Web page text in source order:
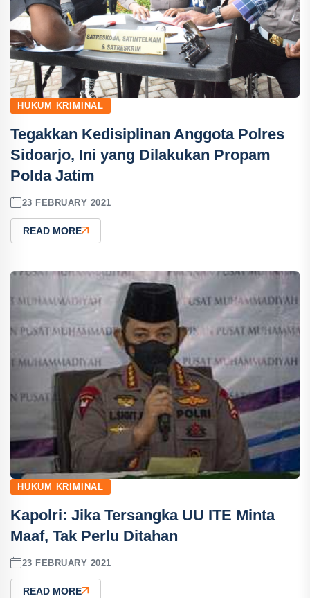
HUKUM KRIMINAL
Tegakkan Kedisiplinan Anggota Polres
Sidoarjo, Ini yang Dilakukan Propam
Polda Jatim
23 FEBRUARY 2021
READ MORE
HUKUM KRIMINAL
Kapolri: Jika Tersangka UU ITE Minta
Maaf, Tak Perlu Ditahan
23 FEBRUARY 2021
READ MORE